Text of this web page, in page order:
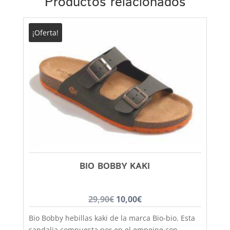
¡Oferta!
BIO BOBBY KAKI
29,90€ El
precio
original
10,00€El
precio
actual
Bio Bobby hebillas kaki de la marca Bio-bio. Esta